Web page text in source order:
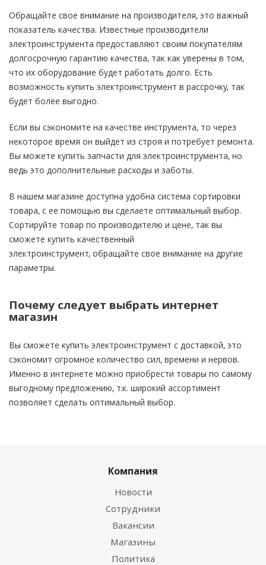
Обращайте свое внимание на производителя, это важный
показатель качества. Известные производители
электроинструмента предоставляют своим покупателям
долгосрочную гарантию качества, так как уверены в том,
что их оборудование будет работать долго. Есть
возможность купить электроинструмент в рассрочку, так
будет более выгодно.
Если вы сэкономите на качестве инструмента, то через
некоторое время он выйдет из строя и потребует ремонта.
Вы можете купить запчасти для электроинструмента, но
ведь это дополнительные расходы и заботы.
В нашем магазине доступна удобна система сортировки
товара, с ее помощью вы сделаете оптимальный выбор.
Сортируйте товар по производителю и цене, так вы
сможете купить качественный
электроинструмент, обращайте свое внимание на другие
параметры.
Почему следует выбрать интернет
магазин
Вы сможете купить электроинструмент с доставкой, это
сэкономит огромное количество сил, времени и нервов.
Именно в интернете можно приобрести товары по самому
выгодному предложению, т.к. широкий ассортимент
позволяет сделать оптимальный выбор.
Компания
Новости
Сотрудники
Вакансии
Магазины
Политика